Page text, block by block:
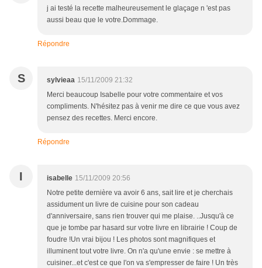
j ai testé la recette malheureusement le glaçage n 'est pas
aussi beau que le votre.Dommage.
Répondre
S sylvieaa 15/11/2009 21:32
Merci beaucoup Isabelle pour votre commentaire et vos
compliments. N'hésitez pas à venir me dire ce que vous avez
pensez des recettes. Merci encore.
Répondre
I isabelle 15/11/2009 20:56
Notre petite dernière va avoir 6 ans, sait lire et je cherchais
assidument un livre de cuisine pour son cadeau
d'anniversaire, sans rien trouver qui me plaise. ..Jusqu'à ce
que je tombe par hasard sur votre livre en librairie ! Coup de
foudre !Un vrai bijou ! Les photos sont magnifiques et
illuminent tout votre livre. On n'a qu'une envie : se mettre à
cuisiner...et c'est ce que l'on va s'empresser de faire ! Un très